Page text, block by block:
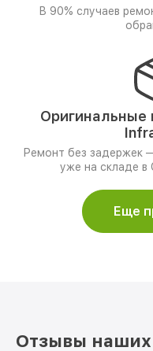
В 90% случаев
Ремонт без задержек
уже на складе в
Еще
Отзывы наших